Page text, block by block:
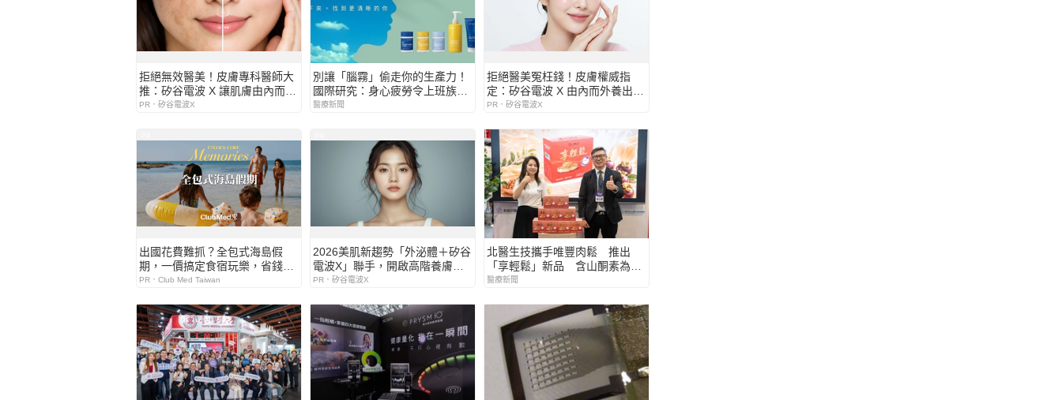
拒絕無效醫美！皮膚專科醫師大
推：矽谷電波 X 讓肌膚由內而外
更強韌
PR．矽谷電波X
別讓「腦霧」偷走你的生產力！
國際研究：身心疲勞令上班族年
損 1 個月產值 Nu Skin 推
醫療新聞
拒絕醫美冤枉錢！皮膚權威指
定：矽谷電波 X 由內而外養出逆
齡好膚質
PR．矽谷電波X
出國花費難抓？全包式海島假
期，一價搞定食宿玩樂，省錢更
省心！
PR．Club Med Taiwan
2026美肌新趨勢「外泌體＋矽谷
電波X」聯手，開啟高階養膚新
世代
PR．矽谷電波X
北醫生技攜手唯豐肉鬆 推出
「享輕鬆」新品 含山酮素為長
輩打造日常營養新選擇
醫療新聞